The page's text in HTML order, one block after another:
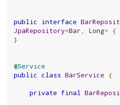
public interface
JpaRepository<Bar , Long> {
}
@Service
public class BarService {
private final